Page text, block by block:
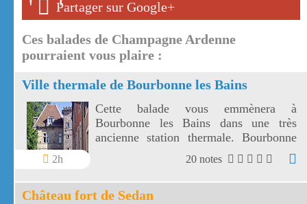
' '
Partager sur Google+
Ces balades de Champagne Ardenne
pourraient vous plaire :
Ville thermale de Bourbonne les Bains
2h
Cette balade vous emmènera à
Bourbonne les Bains dans une très
ancienne station thermale. Bourbonne
les bains est une petite ville d'environ
2500 habitants entourée de prairies et de
forêts.
20 notes
Château fort de Sedan